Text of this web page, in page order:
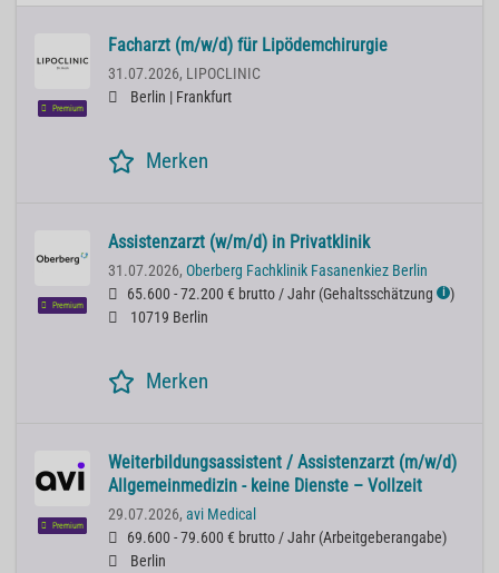
Premium
Facharzt (m/w/d) für Lipödemchirurgie
31.07.2026, LIPOCLINIC
Berlin | Frankfurt
Merken
Premium
Assistenzarzt (w/m/d) in Privatklinik
31.07.2026, Oberberg Fachklinik Fasanenkiez Berlin
65.600 - 72.200 € brutto / Jahr (Gehaltsschätzung ℹ )
10719 Berlin
Merken
Premium
Weiterbildungsassistent / Assistenzarzt (m/w/d)
Allgemeinmedizin - keine Dienste – Vollzeit
29.07.2026, avi Medical
69.600 - 79.600 € brutto / Jahr (Arbeitgeberangabe)
Berlin